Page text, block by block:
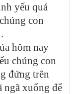
yếu quá
con
hôm nay
chúng con
đứng trên
ngã xuống để